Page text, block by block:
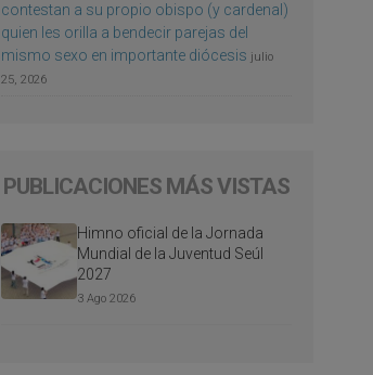
contestan a su propio obispo (y cardenal)
quien les orilla a bendecir parejas del
mismo sexo en importante diócesis julio
25, 2026
PUBLICACIONES MÁS VISTAS
Himno oficial de la Jornada
Mundial de la Juventud Seúl
2027
3 Ago 2026